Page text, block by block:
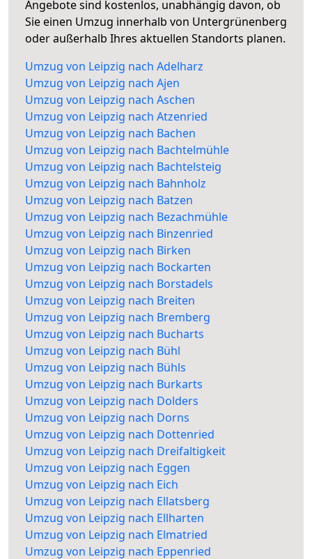
Angebote sind kostenlos, unabhängig davon, ob
Sie einen Umzug innerhalb von Untergrünenberg
oder außerhalb Ihres aktuellen Standorts planen.
Umzug von Leipzig nach Adelharz
Umzug von Leipzig nach Ajen
Umzug von Leipzig nach Aschen
Umzug von Leipzig nach Atzenried
Umzug von Leipzig nach Bachen
Umzug von Leipzig nach Bachtelmühle
Umzug von Leipzig nach Bachtelsteig
Umzug von Leipzig nach Bahnholz
Umzug von Leipzig nach Batzen
Umzug von Leipzig nach Bezachmühle
Umzug von Leipzig nach Binzenried
Umzug von Leipzig nach Birken
Umzug von Leipzig nach Bockarten
Umzug von Leipzig nach Borstadels
Umzug von Leipzig nach Breiten
Umzug von Leipzig nach Bremberg
Umzug von Leipzig nach Bucharts
Umzug von Leipzig nach Bühl
Umzug von Leipzig nach Bühls
Umzug von Leipzig nach Burkarts
Umzug von Leipzig nach Dolders
Umzug von Leipzig nach Dorns
Umzug von Leipzig nach Dottenried
Umzug von Leipzig nach Dreifaltigkeit
Umzug von Leipzig nach Eggen
Umzug von Leipzig nach Eich
Umzug von Leipzig nach Ellatsberg
Umzug von Leipzig nach Ellharten
Umzug von Leipzig nach Elmatried
Umzug von Leipzig nach Eppenried